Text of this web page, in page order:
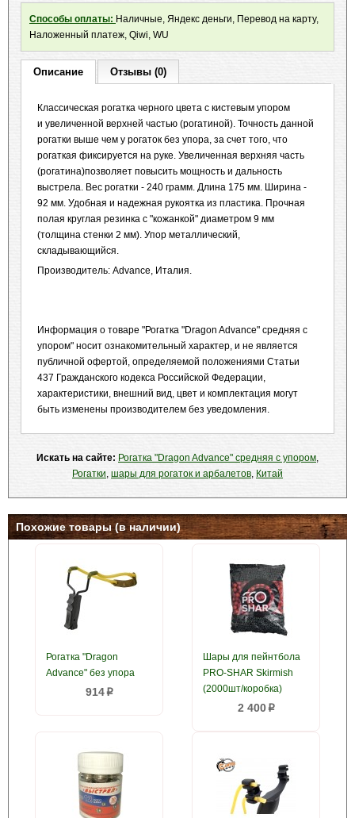
Способы оплаты: Наличные, Яндекс деньги, Перевод на карту,
Наложенный платеж, Qiwi, WU
Описание Отзывы (0)
Классическая рогатка черного цвета с кистевым упором
и увеличенной верхней частью (рогатиной). Точность данной
рогатки выше чем у рогаток без упора, за счет того, что
рогаткая фиксируется на руке. Увеличенная верхняя часть
(рогатина)позволяет повысить мощность и дальность
выстрела. Вес рогатки - 240 грамм. Длина 175 мм. Ширина -
92 мм. Удобная и надежная рукоятка из пластика. Прочная
полая круглая резинка с "кожанкой" диаметром 9 мм
(толщина стенки 2 мм). Упор металлический,
складывающийся.
Производитель: Advance, Италия.
Информация о товаре "Рогатка "Dragon Advance" средняя с
упором" носит ознакомительный характер, и не является
публичной офертой, определяемой положениями Статьи
437 Гражданского кодекса Российской Федерации,
характеристики, внешний вид, цвет и комплектация могут
быть изменены производителем без уведомления.
Искать на сайте: Рогатка "Dragon Advance" средняя с упором,
Рогатки, шары для рогаток и арбалетов, Китай
Похожие товары (в наличии)
Рогатка "Dragon
Advance" без упора
914p
Шары для пейнтбола
PRO-SHAR Skirmish
(2000шт/коробка)
2 400p